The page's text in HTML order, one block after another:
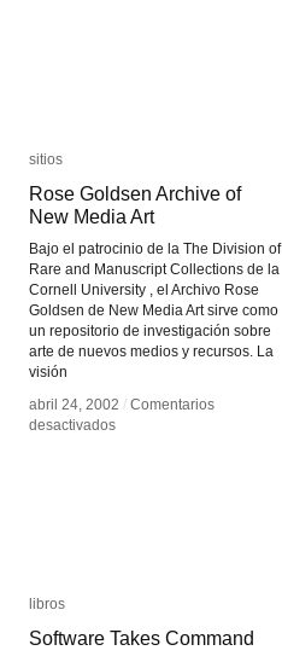
sitios
Rose Goldsen Archive of
New Media Art
Bajo el patrocinio de la The Division of
Rare and Manuscript Collections de la
Cornell University , el Archivo Rose
Goldsen de New Media Art sirve como
un repositorio de investigación sobre
arte de nuevos medios y recursos. La
visión
abril 24, 2002 / Comentarios
desactivadosen
sitios
Rose Goldsen Archive of
New Media Art
abril 24, 2002 / Comentarios
desactivadosen
libros
Software Takes Command
libros
Software Takes Command